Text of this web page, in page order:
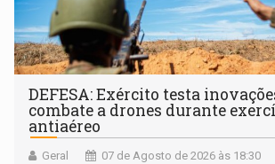
DEFESA: Exército testa
combate a drones durante
antiaéreo
Geral 07 de Agosto de 2026 às 18:30